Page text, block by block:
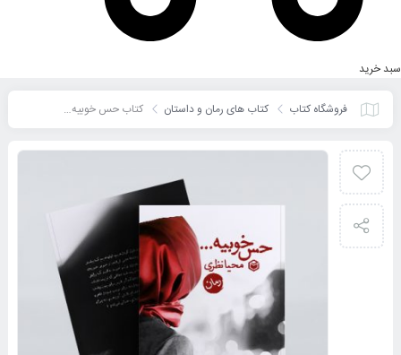
سبد خرید
فروشگاه کتاب کتاب های رمان و داستان کتاب حس خوبیه…